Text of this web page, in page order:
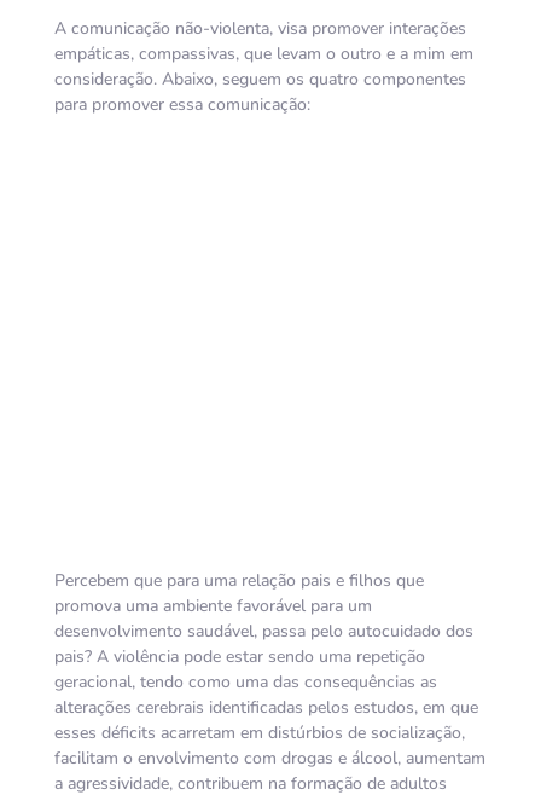
A comunicação não-violenta, visa promover interações
empáticas, compassivas, que levam o outro e a mim em
consideração. Abaixo, seguem os quatro componentes
para promover essa comunicação:
Percebem que para uma relação pais e filhos que
promova uma ambiente favorável para um
desenvolvimento saudável, passa pelo autocuidado dos
pais? A violência pode estar sendo uma repetição
geracional, tendo como uma das consequências as
alterações cerebrais identificadas pelos estudos, em que
esses déficits acarretam em distúrbios de socialização,
facilitam o envolvimento com drogas e álcool, aumentam
a agressividade, contribuem na formação de adultos